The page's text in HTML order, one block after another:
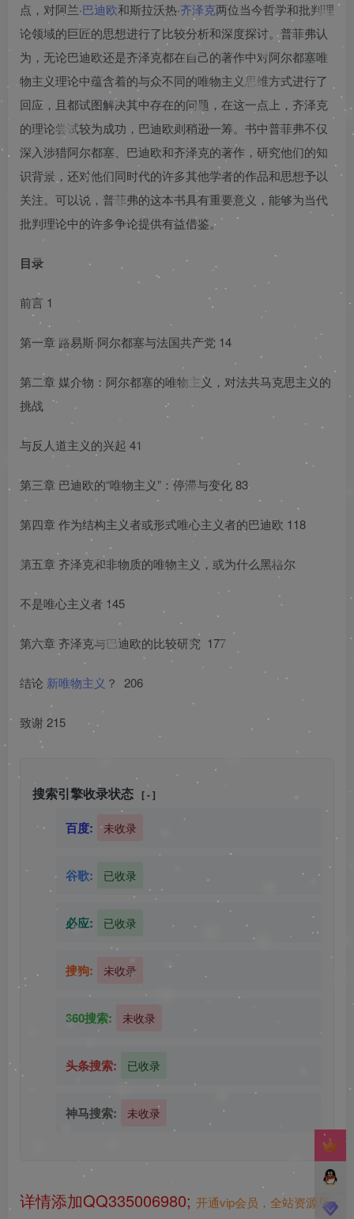
点，对阿兰·巴迪欧和斯拉沃热·齐泽克两位当今哲学和批判理
论领域的巨匠的思想进行了比较分析和深度探讨。普菲弗认
为，无论巴迪欧还是齐泽克都在自己的著作中对阿尔都塞唯
物主义理论中蕴含着的与众不同的唯物主义思维方式进行了
回应，且都试图解决其中存在的问题，在这一点上，齐泽克
的理论尝试较为成功，巴迪欧则稍逊一筹。书中普菲弗不仅
深入涉猎阿尔都塞、巴迪欧和齐泽克的著作，研究他们的知
识背景，还对他们同时代的许多其他学者的作品和思想予以
关注。可以说，普菲弗的这本书具有重要意义，能够为当代
批判理论中的许多争论提供有益借鉴。
目录
前言 1
第一章 路易斯·阿尔都塞与法国共产党 14
第二章 媒介物：阿尔都塞的唯物主义，对法共马克思主义的
挑战
与反人道主义的兴起 41
第三章 巴迪欧的“唯物主义”：停滞与变化 83
第四章 作为结构主义者或形式唯心主义者的巴迪欧 118
第五章 齐泽克和非物质的唯物主义，或为什么黑格尔
不是唯心主义者 145
第六章 齐泽克与巴迪欧的比较研究 177
结论 新唯物主义 ？ 206
致谢 215
搜索引擎收录状态 [ - ]
百度: 未收录
谷歌: 已收录
必应: 已收录
搜狗: 未收录
360搜索: 未收录
头条搜索: 已收录
神马搜索: 未收录
详情添加QQ335006980; 开通vip会员，全站资源尽